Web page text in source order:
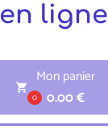
en ligne
shopping_cart
0
Mon panier
0.00 €